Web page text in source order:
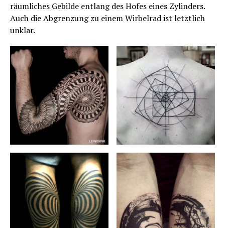
räumliches Gebilde entlang des Hofes eines Zylinders.
Auch die Abgrenzung zu einem Wirbelrad ist letztlich
unklar.